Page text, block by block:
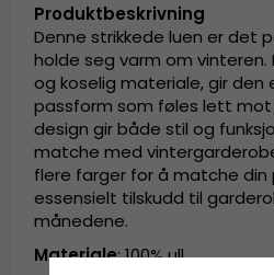
Produktbeskrivning
Denne strikkede luen er det
holde seg varm om
og koselig materiale, gir den
passform som føles lett mot
design gir både stil og
matche med
flere farger for å matche din
essensielt tilskudd til
månedene.
Materiale: 100% ull